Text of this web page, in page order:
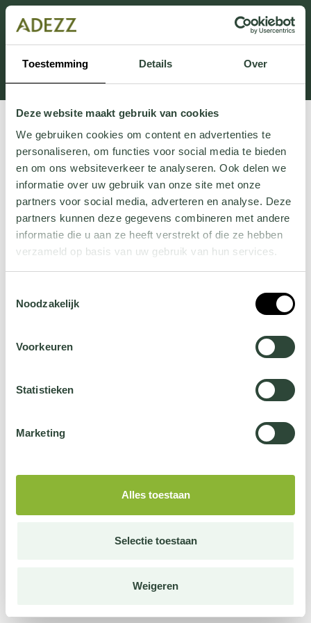
Toestemming Details Over
Deze website maakt gebruik van cookies
We gebruiken cookies om content en advertenties te
personaliseren, om functies voor social media te bieden
en om ons websiteverkeer te analyseren. Ook delen we
informatie over uw gebruik van onze site met onze
partners voor social media, adverteren en analyse. Deze
partners kunnen deze gegevens combineren met andere
informatie die u aan ze heeft verstrekt of die ze hebben
verzameld op basis van uw gebruik van hun services.
jehier.
Noodzakelijk
Voorkeuren
Statistieken
Marketing
Alles toestaan
Selectie toestaan
Weigeren
This section is currently under maintenance.
If you are missing information, you can call us at +31
413 745 423 or email us at